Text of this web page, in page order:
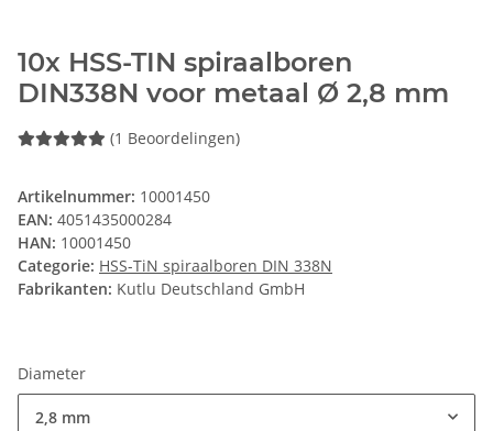
10x HSS-TIN spiraalboren
DIN338N voor metaal Ø 2,8 mm
(1 Beoordelingen)
Artikelnummer: 10001450
EAN: 4051435000284
HAN: 10001450
Categorie: HSS-TiN spiraalboren DIN 338N
Fabrikanten: Kutlu Deutschland GmbH
Diameter
2,8 mm